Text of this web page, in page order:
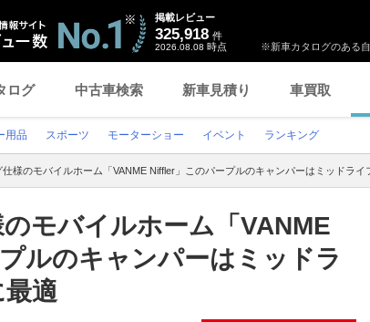
※新車カタログのある
掲載レビュー
325,918 件
2026.08.08 時点
ログ 中古車検索 新車見積り 車買取
用品 スポーツ モーターショー イベント ランキング
仕様のモバイルホーム「VANME Niffler」このパープルのキャンパーはミッドライ
モバイルホーム「VANME
ルのキャンパーはミッドラ
適